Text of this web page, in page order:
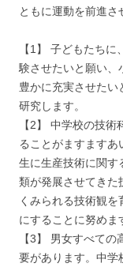
ともに運動を前進さ
【1】 子どもたち
験させたいと願い、
豊かに充実させたい
研究します。
【2】 中学校の技
ることがますます
生に生産技術に関す
類が発展させてきた
くみられる技術観
にすることに努めま
【3】 男女すべて
要があります。中学